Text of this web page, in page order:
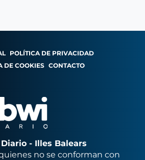
POLÍTICA DE PRIVACIDAD
DE COOKIES CONTACTO
- Illes Balears
no se conforman con